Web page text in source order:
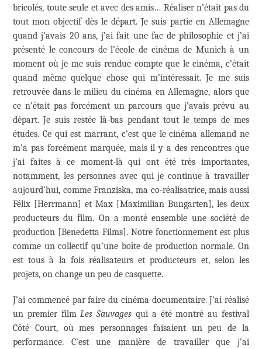
bricolés, toute seule et avec des amis… Réaliser n’était pas du
tout mon objectif dès le départ. Je suis partie en Allemagne
quand j’avais 20 ans, j’ai fait une fac de philosophie et j’ai
présenté le concours de l’école de cinéma de Munich à un
moment où je me suis rendue compte que le cinéma, c’était
quand même quelque chose qui m’intéressait. Je me suis
retrouvée dans le milieu du cinéma en Allemagne, alors que
ce n’était pas forcément un parcours que j’avais prévu au
départ. Je suis restée là-bas pendant tout le temps de mes
études. Ce qui est marrant, c’est que le cinéma allemand ne
m’a pas forcément marquée, mais il y a des rencontres que
j’ai faites à ce moment-là qui ont été très importantes,
notamment, les personnes avec qui je continue à travailler
aujourd’hui, comme Franziska, ma co-réalisatrice, mais aussi
Félix [Herrmann] et Max [Maximilian Bungarten], les deux
producteurs du film. On a monté ensemble une société de
production [Benedetta Films]. Notre fonctionnement est plus
comme un collectif qu’une boîte de production normale. On
est tous à la fois réalisateurs et producteurs et, selon les
projets, on change un peu de casquette.
J’ai commencé par faire du cinéma documentaire. J’ai réalisé
un premier filmLes Sauvages qui a été montré au festival
Côté Court, où mes personnages faisaient un peu de la
performance. C’est une manière de travailler que j’ai